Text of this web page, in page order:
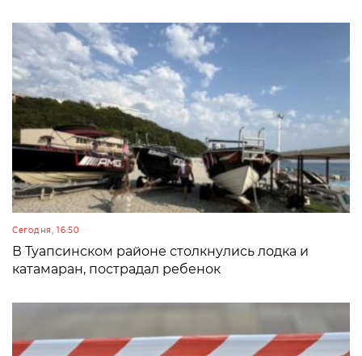
Сегодня, 16:50
В Туапсинском районе столкнулись лодка и
катамаран, пострадал ребенок